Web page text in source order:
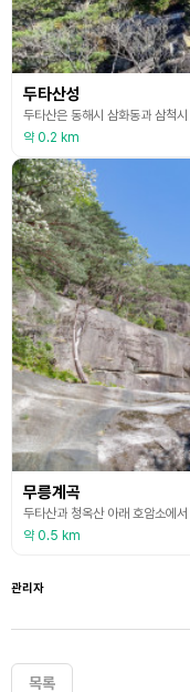
두타산성
약 0.2 km
무릉계곡
약 0.5 km
관리자
목록